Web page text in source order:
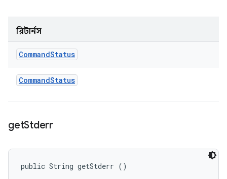
রিটার্নস
CommandStatus
CommandStatus
getStderr
public String getStderr ()